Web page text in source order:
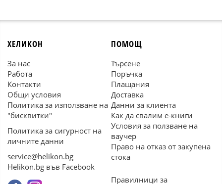
ХЕЛИКОН
За нас
Работа
Контакти
Общи условия
Политика за използване на
"бисквитки"
Политика за сигурност на
личните данни
service@helikon.bg
Helikon.bg във Facebook
ПОМОЩ
Търсене
Поръчка
Плащания
Доставка
Данни за клиента
Как да свалим е-книги
Условия за ползване на
ваучер
Право на отказ от закупена
стока
Правилници за